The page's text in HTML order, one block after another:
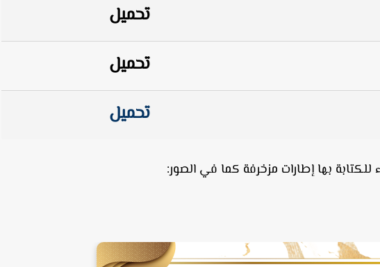
تحميل
تحميل
تحميل
بها إطارات مزخرفة كما في الصور: